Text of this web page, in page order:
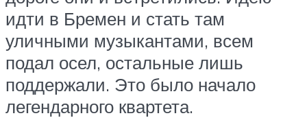
идти в Бремен и стать там
уличными музыкантами, всем
подал осел, остальные лишь
поддержали. Это было начало
легендарного квартета.